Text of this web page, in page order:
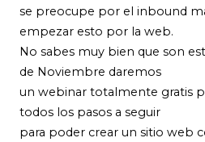
se preocupe por el inbound
empezar esto por la web.
No sabes muy bien que son
de Noviembre daremos
un webinar totalmente gratis
todos los pasos a seguir
para poder crear un sitio web